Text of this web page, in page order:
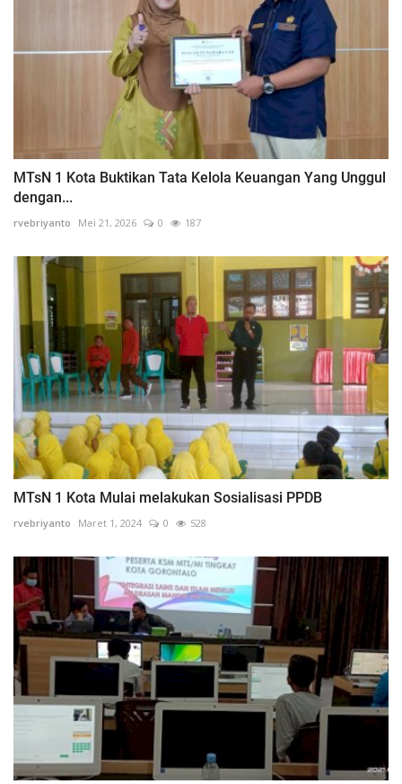
MTsN 1 Kota Buktikan Tata Kelola Keuangan Yang Unggul
dengan...
rvebriyanto Mei 21, 2026 0 187
MTsN 1 Kota Mulai melakukan Sosialisasi PPDB
rvebriyanto Maret 1, 2024 0 528